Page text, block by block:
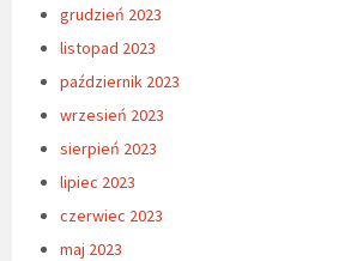
grudzień 2023
listopad 2023
październik 2023
wrzesień 2023
sierpień 2023
lipiec 2023
czerwiec 2023
maj 2023